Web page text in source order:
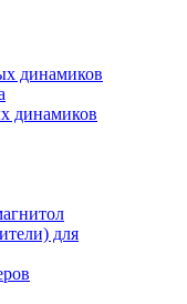
динамиков
динамиков
для